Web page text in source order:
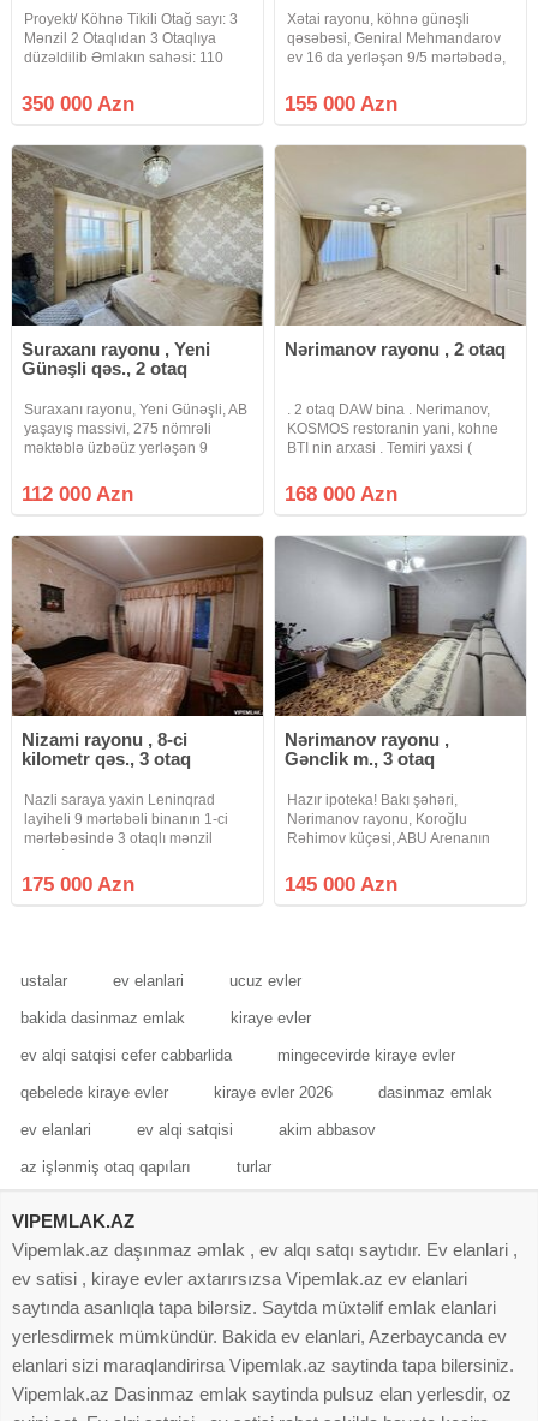
Proyekt/ Köhnə Tikili Otağ sayı: 3
Mənzil 2 Otaqlıdan 3 Otaqlıya
düzəldilib Əmlakın sahəsi: 110
Orientirlər: 28 May ərzisi Hökümət
Evinin Arxası Qaz, su, işıq daimidir.
350 000 Azn
Xətai rayonu, köhnə günəşli
qəsəbəsi, Geniral Mehmandarov
ev 16 da yerləşən 9/5 mərtəbədə,
kombi sistemi ilə təchiz olunub, su
çəni var, əşyalar qismən
155 000 Azn
Suraxanı rayonu , Yeni
Günəşli qəs., 2 otaq
Suraxanı rayonu, Yeni Günəşli, AB
yaşayış massivi, 275 nömrəli
məktəblə üzbəüz yerləşən 9
binanın 9-cu mərtəbəsində sahəsi
45 kv.m. olan 1 otaqdan 2 otağa
112 000 Azn
Nərimanov rayonu , 2 otaq
. 2 otaq DAW bina . Nerimanov,
KOSMOS restoranin yani, kohne
BTI nin arxasi . Temiri yaxsi (
1/5 ci mertebesi . Qiymet 168000
azn
168 000 Azn
Nizami rayonu , 8-ci
kilometr qəs., 3 otaq
Nazli saraya yaxin Leninqrad
layiheli 9 mərtəbəli binanın 1-ci
mərtəbəsində 3 otaqlı mənzil
mərkəzidir.Əmlak ofisinə ödəniş
alıcı tərəfindən məbləğin 1%-ni
175 000 Azn
Nərimanov rayonu ,
Gənclik m., 3 otaq
Hazır ipoteka! Bakı şəhəri,
Nərimanov rayonu, Koroğlu
Rəhimov küçəsi, ABU Arenanın
Leninqrad layihəli binanın 4-cü
mərtəbəsində sahəsi 90 kv.m olan
145 000 Azn
ustalar ev elanlari ucuz evler
bakida dasinmaz emlak kiraye evler
ev alqi satqisi cefer cabbarlida mingecevirde kiraye evler
qebelede kiraye evler kiraye evler 2026 dasinmaz emlak
ev elanlari ev alqi satqisi akim abbasov
az işlənmiş otaq qapıları turlar
VIPEMLAK.AZ
Vipemlak.az daşınmaz əmlak , ev alqı satqı saytıdır. Ev elanlari ,
ev satisi , kiraye evler axtarırsızsa Vipemlak.az ev elanlari
saytında asanlıqla tapa bilərsiz. Saytda müxtəlif emlak elanlari
yerlesdirmek mümkündür. Bakida ev elanlari, Azerbaycanda ev
elanlari sizi maraqlandirirsa Vipemlak.az saytinda tapa bilersiniz.
Vipemlak.az Dasinmaz emlak saytinda pulsuz elan yerlesdir, oz